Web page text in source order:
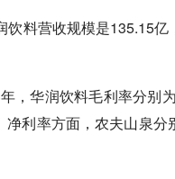
料营收规模是135.15
，华润饮料毛利率分别
利率方面，农夫山泉分